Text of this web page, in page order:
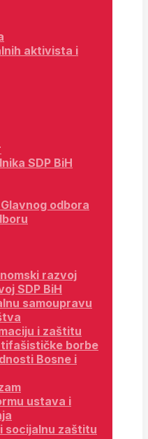
aktivista i
SDP BiH
odbora
razvoj
SDP BiH
samoupravu
i zaštitu
borbe
Bosne i
ustava i
socijalnu zaštitu